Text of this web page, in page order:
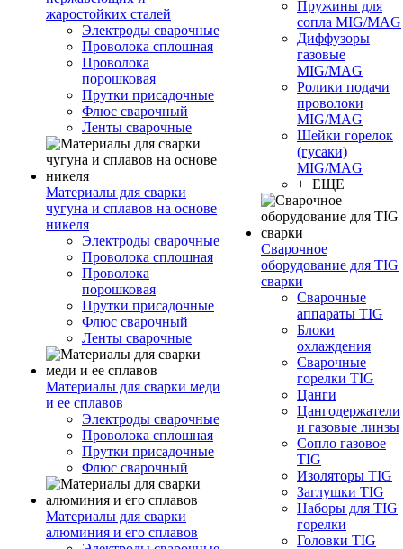
жаростойких сталей
Электроды сварочные
Проволока сплошная
Проволока
порошковая
Прутки присадочные
Флюс сварочный
Ленты сварочные
Материалы для сварки
чугуна и сплавов на основе
никеля
Электроды сварочные
Проволока сплошная
Проволока
порошковая
Прутки присадочные
Флюс сварочный
Ленты сварочные
Материалы для сварки меди
и ее сплавов
Электроды сварочные
Проволока сплошная
Прутки присадочные
Флюс сварочный
Материалы для сварки
алюминия и его сплавов
Пружины для
сопла MIG/MAG
Диффузоры
газовые
MIG/MAG
Ролики подачи
проволоки
MIG/MAG
Шейки горелок
(гусаки)
MIG/MAG
+ ЕЩЕ
Сварочное
оборудование для TIG
сварки
Сварочные
аппараты TIG
Блоки
охлаждения
Сварочные
горелки TIG
Цанги
Цангодержатели
и газовые линзы
Сопло газовое
TIG
Изоляторы TIG
Заглушки TIG
Наборы для TIG
горелки
Головки TIG